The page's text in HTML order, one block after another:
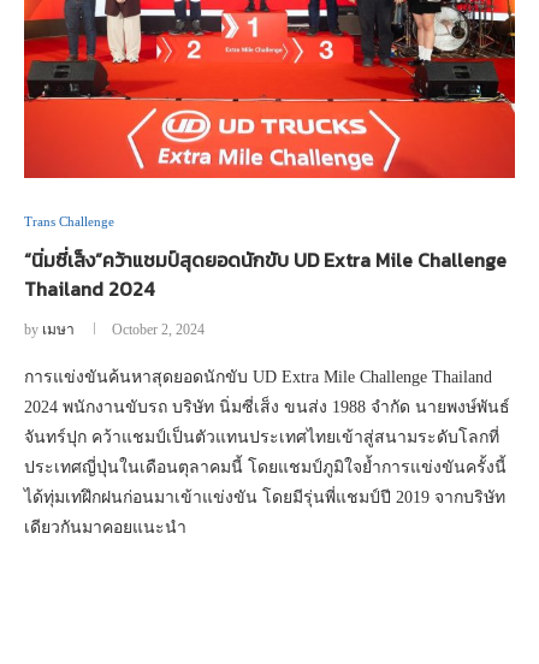
Trans Challenge
“นิ่มซี่เส็ง”คว้าแชมป์สุดยอดนักขับ UD Extra Mile Challenge
Thailand 2024
by เมษา October 2, 2024
การแข่งขันค้นหาสุดยอดนักขับ UD Extra Mile Challenge Thailand
2024 พนักงานขับรถ บริษัท นิ่มซี่เส็ง ขนส่ง 1988 จำกัด นายพงษ์พันธ์
จันทร์ปุก คว้าแชมป์เป็นตัวแทนประเทศไทยเข้าสู่สนามระดับโลกที่
ประเทศญี่ปุ่นในเดือนตุลาคมนี้ โดยแชมป์ภูมิใจย้ำการแข่งขันครั้งนี้
ได้ทุ่มเทฝึกฝนก่อนมาเข้าแข่งขัน โดยมีรุ่นพี่แชมป์ปี 2019 จากบริษัท
เดียวกันมาคอยแนะนำ